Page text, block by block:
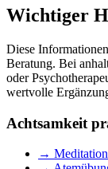
Wichtiger
Diese
Beratung. Bei
oder
wertvolle
Achtsamkeit
→ Meditation